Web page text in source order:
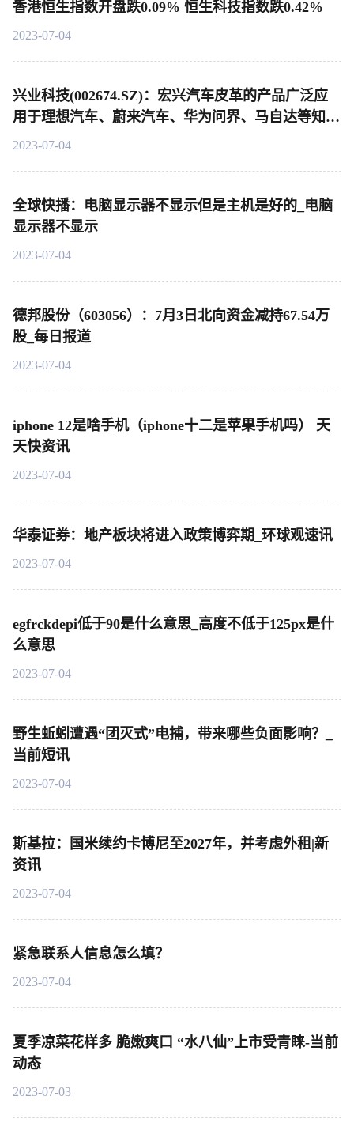
香港恒生指数开盘跌0.09% 恒生科技指数跌0.42%
2023-07-04
兴业科技(002674.SZ)：宏兴汽车皮革的产品广泛应
用于理想汽车、蔚来汽车、华为问界、马自达等知名
品牌的中高端车型-每日观点
2023-07-04
全球快播：电脑显示器不显示但是主机是好的_电脑
显示器不显示
2023-07-04
德邦股份（603056）：7月3日北向资金减持67.54万
股_每日报道
2023-07-04
iphone 12是啥手机（iphone十二是苹果手机吗） 天
天快资讯
2023-07-04
华泰证券：地产板块将进入政策博弈期_环球观速讯
2023-07-04
egfrckdepi低于90是什么意思_高度不低于125px是什
么意思
2023-07-04
野生蚯蚓遭遇“团灭式”电捕，带来哪些负面影响？_
当前短讯
2023-07-04
斯基拉：国米续约卡博尼至2027年，并考虑外租|新
资讯
2023-07-04
紧急联系人信息怎么填？
2023-07-04
夏季凉菜花样多 脆嫩爽口 “水八仙”上市受青睐-当前
动态
2023-07-03